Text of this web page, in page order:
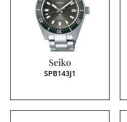
Seiko
SPB143J1